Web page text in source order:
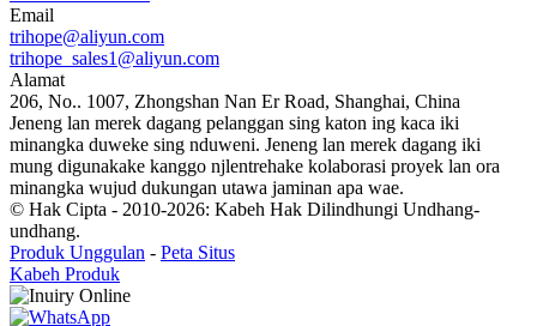
Email
trihope@aliyun.com
trihope_sales1@aliyun.com
Alamat
206, No.. 1007, Zhongshan Nan Er Road, Shanghai, China
Jeneng lan merek dagang pelanggan sing katon ing kaca iki
minangka duweke sing nduweni. Jeneng lan merek dagang iki
mung digunakake kanggo njlentrehake kolaborasi proyek lan ora
minangka wujud dukungan utawa jaminan apa wae.
© Hak Cipta - 2010-2026: Kabeh Hak Dilindhungi Undhang-
undhang.
Produk Unggulan - Peta Situs
Kabeh Produk